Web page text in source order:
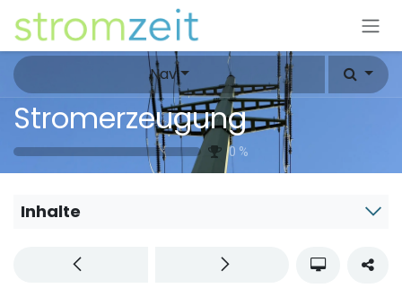
Zum Inhalt springen
Nav
Stromerzeugung
0 %
Inhalte